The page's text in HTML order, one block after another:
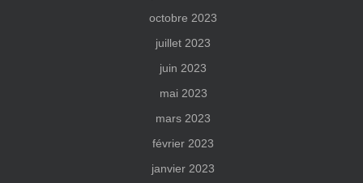
octobre 2023
juillet 2023
juin 2023
mai 2023
mars 2023
février 2023
janvier 2023